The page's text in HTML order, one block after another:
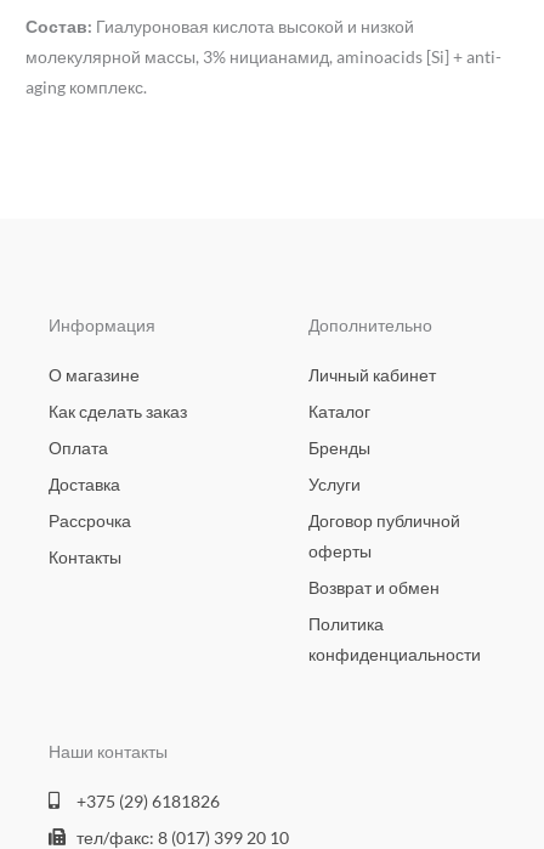
Состав: Гиалуроновая кислота высокой и низкой
молекулярной массы, 3% ницианамид, aminoacids [Si] + anti-
aging комплекс.
Информация
О магазине
Как сделать заказ
Оплата
Доставка
Рассрочка
Контакты
Дополнительно
Личный кабинет
Каталог
Бренды
Услуги
Договор публичной
оферты
Возврат и обмен
Политика
конфиденциальности
Наши контакты
+375 (29) 6181826
тел/факс: 8 (017) 399 20 10